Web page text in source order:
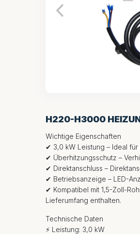
H220-H3000
Wichtige Eigenschaften
✔ 3,0 kW Leistung – Ideal
✔ Überhitzungsschutz –
✔ Direktanschluss –
✔ Betriebsanzeige – LED-
✔ Kompatibel mit 1,5-Zoll-
Lieferumfang enthalten.
Technische Daten
⚡ Leistung: 3,0 kW